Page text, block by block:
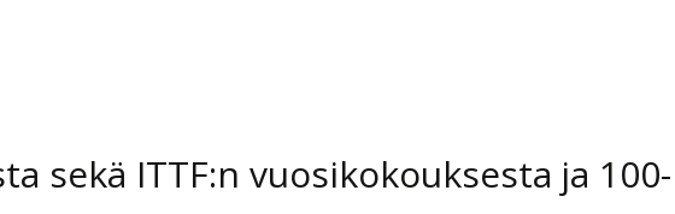
sekä ITTF:n vuosikokouksesta ja 100-